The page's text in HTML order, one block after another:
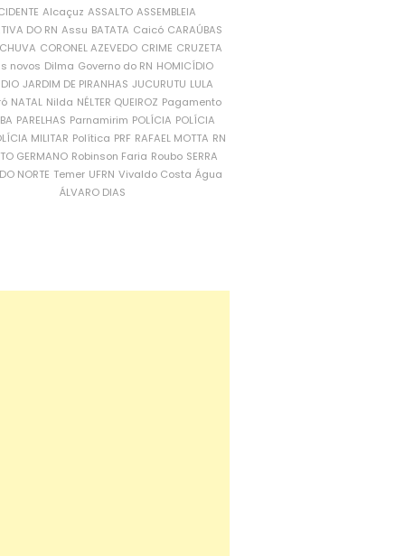
Alcaçuz ASSALTO ASSEMBLEIA
DO RN Assu BATATA Caicó CARAÚBAS
CORONEL AZEVEDO CRIME CRUZETA
novos Dilma Governo do RN HOMICÍDIO
JARDIM DE PIRANHAS JUCURUTU LULA
NATAL Nilda NÉLTER QUEIROZ Pagamento
PARELHAS Parnamirim POLÍCIA POLÍCIA
MILITAR Política PRF RAFAEL MOTTA RN
GERMANO Robinson Faria Roubo SERRA
NORTE Temer UFRN Vivaldo Costa Água
ÁLVARO DIAS